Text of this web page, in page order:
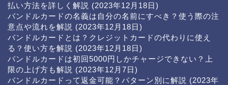
払い方法を詳しく解説 (2023年12月18日)
バンドルカードの名義は自分の名前にすべき？使う際の注
意点や流れを解説 (2023年12月18日)
バンドルカードとは？クレジットカードの代わりに使え
る？使い方を解説 (2023年12月18日)
バンドルカードは初回5000円しかチャージできない？上
限の上げ方も解説 (2023年12月7日)
バンドルカードって返金可能？パターン別に解説 (2023年